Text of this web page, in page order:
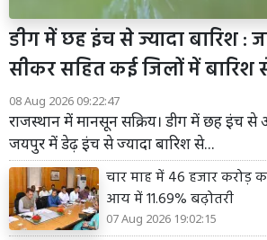
डीग में छह इंच से ज्यादा बारिश :
सीकर सहित कई जिलों में
08 Aug 2026 09:22:47
राजस्थान में मानसून सक्रिय। डीग में छह इंच से
जयपुर में डेढ़ इंच से ज्यादा बारिश से...
चार माह में 46 हजार करोड़
आय में 11.69% बढ़ोतरी
07 Aug 2026 19:02:15